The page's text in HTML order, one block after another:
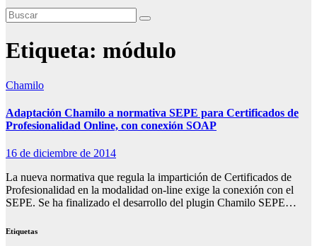
Etiqueta: módulo
Chamilo
Adaptación Chamilo a normativa SEPE para Certificados de
Profesionalidad Online, con conexión SOAP
16 de diciembre de 2014
La nueva normativa que regula la impartición de Certificados de
Profesionalidad en la modalidad on-line exige la conexión con el
SEPE. Se ha finalizado el desarrollo del plugin Chamilo SEPE…
Etiquetas